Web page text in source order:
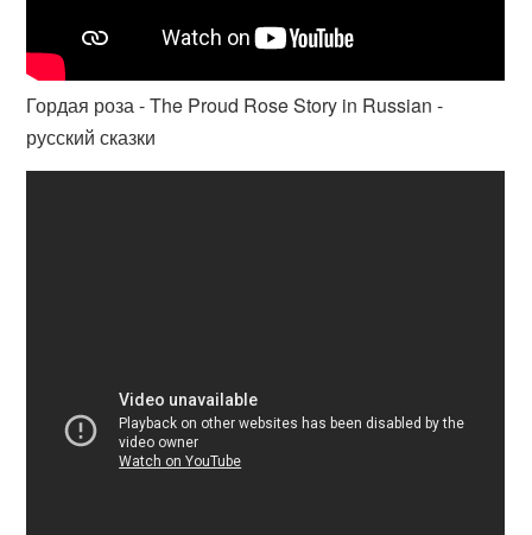
Гордая роза - The Proud Rose Story in Russian -
русский сказки